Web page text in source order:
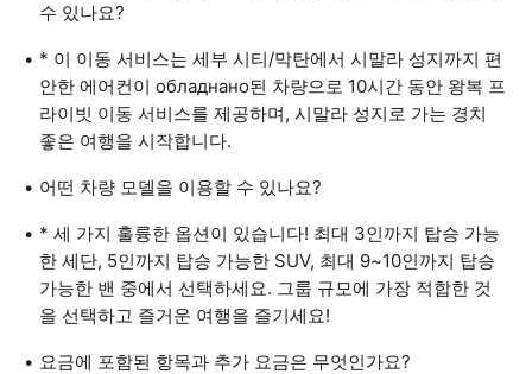
수 있나요?
* 이 이동 서비스는 세부 시티/막탄에서 시말라 성지까지 편
안한 에어컨이 обладнано된 차량으로 10시간 동안 왕복 프
라이빗 이동 서비스를 제공하며, 시말라 성지로 가는 경치
좋은 여행을 시작합니다.
어떤 차량 모델을 이용할 수 있나요?
* 세 가지 훌륭한 옵션이 있습니다! 최대 3인까지 탑승 가능
한 세단, 5인까지 탑승 가능한 SUV, 최대 9~10인까지 탑승
가능한 밴 중에서 선택하세요. 그룹 규모에 가장 적합한 것
을 선택하고 즐거운 여행을 즐기세요!
요금에 포함된 항목과 추가 요금은 무엇인가요?